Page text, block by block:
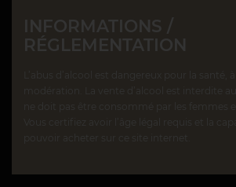
INFORMATIONS /
RÉGLEMENTATION